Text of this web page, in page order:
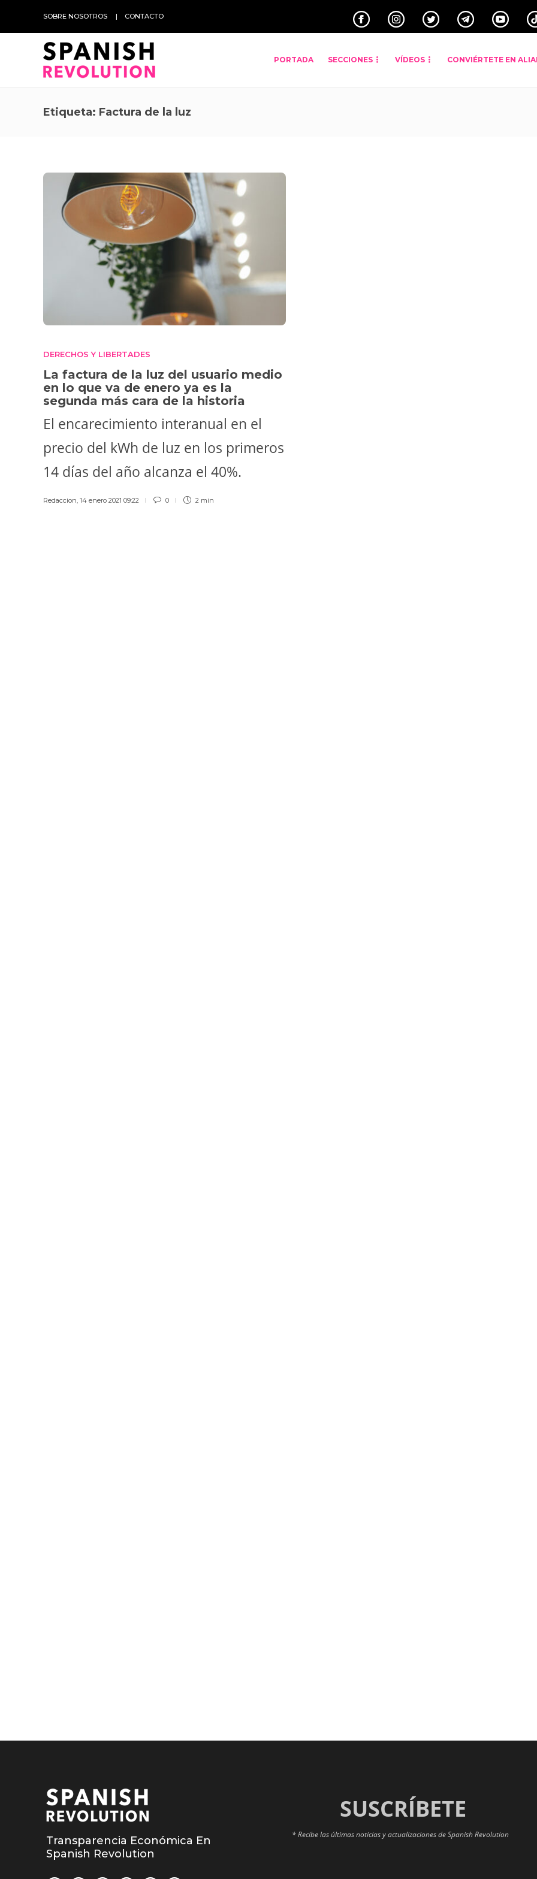
SOBRE NOSOTROS CONTACTO
PORTADA SECCIONES VÍDEOS CONVIÉRTETE EN
Etiqueta: Factura de la luz
DERECHOS Y LIBERTADES
La factura de la luz del usuario medio
en lo que va de enero ya es la
segunda más cara de la historia
El encarecimiento interanual en el
precio del kWh de luz en los primeros
14 días del año alcanza el 40%.
Redaccion, 14 enero 2021 09:22 0 2 min
Transparencia Económica En
Spanish Revolution
SUSCRÍBETE
* Recibe las últimas noticias y actualizaciones de Spanish Revolution